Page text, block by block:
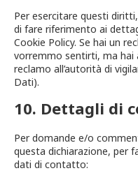
Per esercitare questi
di fare riferimento ai
Cookie Policy. Se hai un
vorremmo sentirti, ma hai
reclamo all’autorità di
Dati).
10. Dettagli di
Per domande e/o
questa dichiarazione, per
dati di contatto: